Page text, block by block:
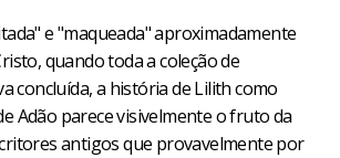
e "maqueada" aproximadamente
quando toda a coleção de
concluída, a história de Lilith como
Adão parece visivelmente o fruto da
antigos que provavelmente por